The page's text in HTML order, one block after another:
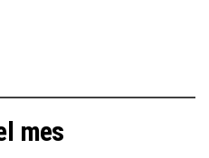
mes